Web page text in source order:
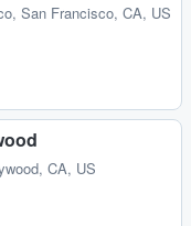
, San Francisco, CA, US
CA, US